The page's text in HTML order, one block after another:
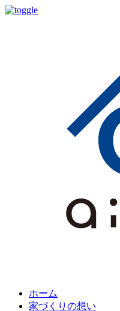
ホーム
家づくりの想い